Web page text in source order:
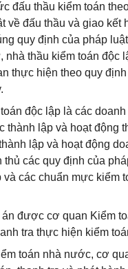
đấu thầu kiểm toán
về đấu thầu và giao kết
quy định của pháp
nhà thầu kiểm toán độc
thực hiện theo quy
độc lập là các
thành lập và hoạt động
lập và hoạt động
thủ các quy định của
và các chuẩn mực kiểm
được cơ quan Kiểm
tra thực hiện kiểm
toán nhà nước, cơ